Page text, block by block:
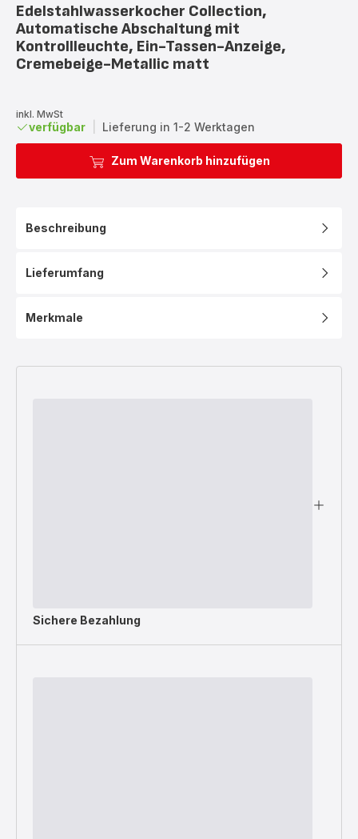
Edelstahlwasserkocher Collection,
Automatische Abschaltung mit
Kontrollleuchte, Ein-Tassen-Anzeige,
Cremebeige-Metallic matt
inkl. MwSt
verfügbar Lieferung in 1-2 Werktagen
Zum Warenkorb hinzufügen
Beschreibung
Lieferumfang
Merkmale
Sichere Bezahlung